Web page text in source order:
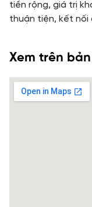
tiền rộng, giá trị
thuận tiện, kết nối
Xem trên